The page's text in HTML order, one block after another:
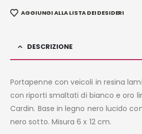
AGGIUNGI ALLA LISTA DEI DESIDERI
DESCRIZIONE
Portapenne con veicoli in resina
con riporti smaltati di bianco e oro
Cardin. Base in legno nero lucido
nero sotto. Misura 6 x 12 cm.